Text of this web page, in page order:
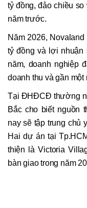
tỷ đồng, đảo chiều
năm trước.
Năm 2026,
tỷ đồng và lợi nhuận
năm, doanh nghiệp
doanh thu và gần
Tại ĐHĐCĐ thường
Bắc cho biết nguồn
nay sẽ tập trung chủ
Hai dự án tại
thiện là Victoria
bàn giao trong năm